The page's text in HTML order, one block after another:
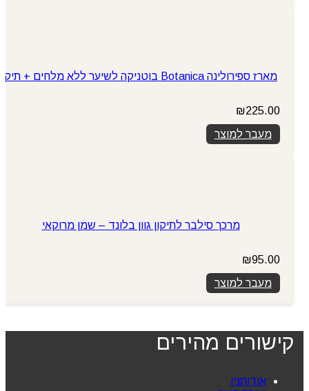
מארז ספירולינה Botanica בוטניקה לשיער ללא מלחים + תיק
₪225.00
מעבר למוצר
מרכך סילבר לתיקון גוון בלונד – שמן מרוקאי
₪95.00
מעבר למוצר
קישורים מהירים
אודותניו